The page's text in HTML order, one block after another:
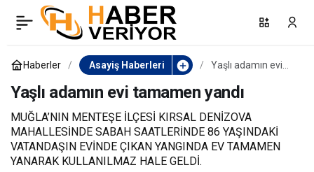
Haberler Asayiş Haberleri
Yaşlı adamın evi
Yaşlı adamın evi tamamen yandı
MUĞLA’NIN MENTEŞE İLÇESİ KIRSAL DENİZOVA
MAHALLESİNDE SABAH SAATLERİNDE 86 YAŞINDAKİ
VATANDAŞIN EVİNDE ÇIKAN YANGINDA EV TAMAMEN
YANARAK KULLANILMAZ HALE GELDİ.
Karakol komutanı izin
dönüşü kazada hayatını
kaybetti
Paylaş